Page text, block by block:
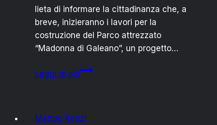
lieta di informare la cittadinanza che, a
breve, inizieranno i lavori per la
costruzione del Parco attrezzato
“Madonna di Galeano”, un progetto…
Leggi di piùTORCHIAROLO:
IL
Matteo Renzi